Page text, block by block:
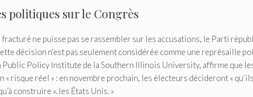
politiques sur le Congrès
ne puisse pas se rassembler sur les accusations, le Parti
décision n'est pas seulement considérée comme une représaille
Public Policy Institute de la Southern Illinois University, affirme que
« risque réel » : en novembre prochain, les électeurs décideront «
construire ». les États Unis. »